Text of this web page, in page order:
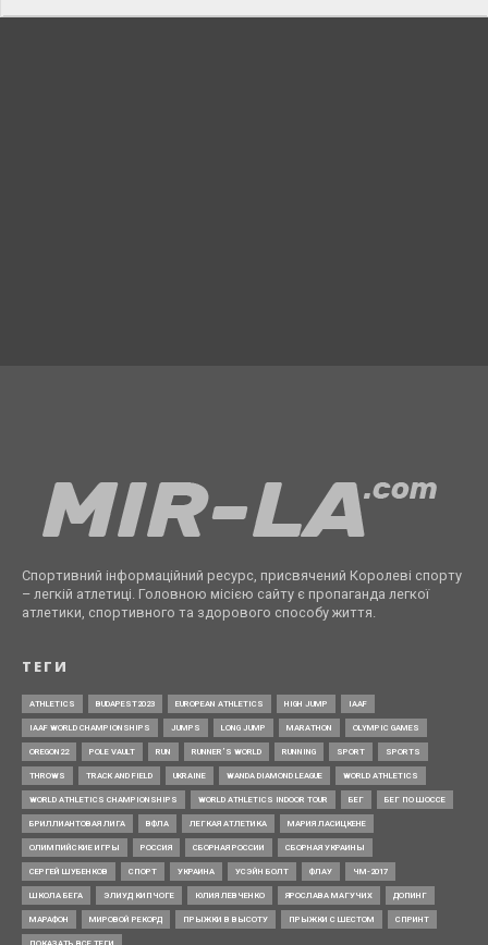
Спортивний інформаційний ресурс, присвячений Королеві спорту
– легкій атлетиці. Головною місією сайту є пропаганда легкої
атлетики, спортивного та здорового способу життя.
ТЕГИ
ATHLETICS BUDAPEST2023 EUROPEAN ATHLETICS HIGH JUMP IAAF
IAAF WORLD CHAMPIONSHIPS JUMPS LONG JUMP MARATHON OLYMPIC GAMES
OREGON22 POLE VAULT RUN RUNNER’S WORLD RUNNING SPORT SPORTS
THROWS TRACK AND FIELD UKRAINE WANDA DIAMOND LEAGUE WORLD ATHLETICS
WORLD ATHLETICS CHAMPIONSHIPS WORLD ATHLETICS INDOOR TOUR БЕГ БЕГ ПО ШОССЕ
БРИЛЛИАНТОВАЯ ЛИГА ВФЛА ЛЕГКАЯ АТЛЕТИКА МАРИЯ ЛАСИЦКЕНЕ
ОЛИМПИЙСКИЕ ИГРЫ РОССИЯ СБОРНАЯ РОССИИ СБОРНАЯ УКРАИНЫ
СЕРГЕЙ ШУБЕНКОВ СПОРТ УКРАИНА УСЭЙН БОЛТ ФЛАУ ЧМ-2017
ШКОЛА БЕГА ЭЛИУД КИПЧОГЕ ЮЛИЯ ЛЕВЧЕНКО ЯРОСЛАВА МАГУЧИХ ДОПИНГ
МАРАФОН МИРОВОЙ РЕКОРД ПРЫЖКИ В ВЫСОТУ ПРЫЖКИ С ШЕСТОМ СПРИНТ